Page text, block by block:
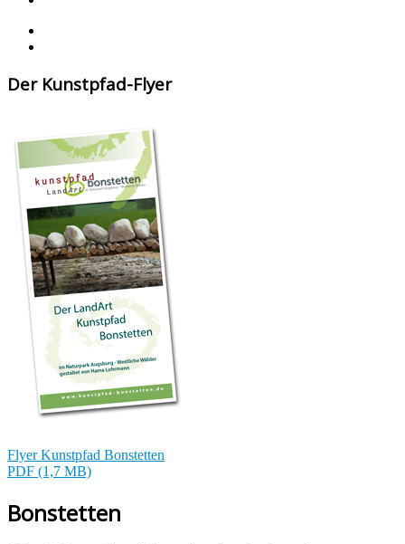
Der Kunstpfad-Flyer
Flyer Kunstpfad Bonstetten
PDF (1,7 MB)
Bonstetten